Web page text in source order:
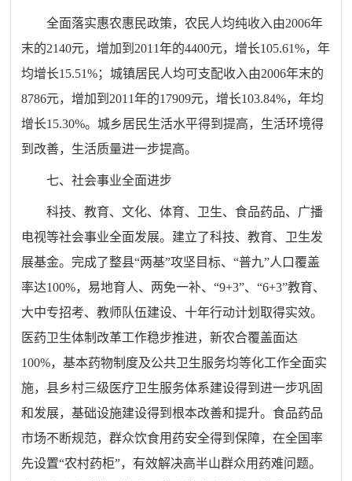
全面落实惠农惠民政策，农民人均纯收入由2006年
末的2140元，增加到2011年的4400元，增长105.61%，年
均增长15.51%；城镇居民人均可支配收入由2006年末的
8786元，增加到2011年的17909元，增长103.84%，年均
增长15.30%。城乡居民生活水平得到提高，生活环境得
到改善，生活质量进一步提高。
七、社会事业全面进步
科技、教育、文化、体育、卫生、食品药品、广播
电视等社会事业全面发展。建立了科技、教育、卫生发
展基金。完成了整县“两基”攻坚目标、“普九”人口覆盖
率达100%，易地育人、两免一补、“9+3”、“6+3”教育、
大中专招考、教师队伍建设、十年行动计划取得实效。
医药卫生体制改革工作稳步推进，新农合覆盖面达
100%，基本药物制度及公共卫生服务均等化工作全面实
施，县乡村三级医疗卫生服务体系建设得到进一步巩固
和发展，基础设施建设得到根本改善和提升。食品药品
市场不断规范，群众饮食用药安全得到保障，在全国率
先设置“农村药柜”，有效解决高半山群众用药难问题。